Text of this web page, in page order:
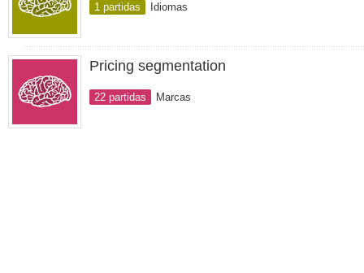
1 partidas Idiomas
Pricing segmentation
22 partidas Marcas